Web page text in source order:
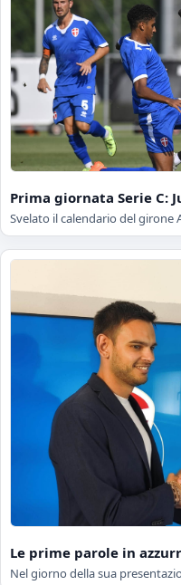
Prima giornata Serie C:
Svelato il calendario del girone
Le prime parole in
Nel giorno della sua